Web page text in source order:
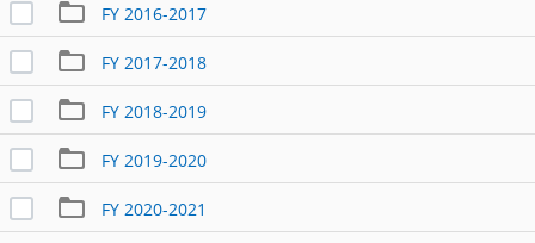
FY 2016-2017
FY 2017-2018
FY 2018-2019
FY 2019-2020
FY 2020-2021